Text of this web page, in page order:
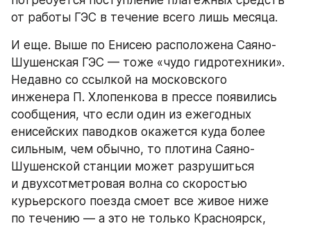
от работы ГЭС в течение всего лишь месяца.
И еще. Выше по Енисею расположена Саяно-
Шушенская ГЭС — тоже «чудо гидротехники».
Недавно со ссылкой на московского
инженера П. Хлопенкова в прессе появились
сообщения, что если один из ежегодных
енисейских паводков окажется куда более
сильным, чем обычно, то плотина Саяно-
Шушенской станции может разрушиться
и двухсотметровая волна со скоростью
курьерского поезда смоет все живое ниже
по течению — а это не только Красноярск,